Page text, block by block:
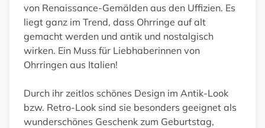
von Renaissance-Gemälden aus den Uffizien. Es
liegt ganz im Trend, dass Ohrringe auf alt
gemacht werden und antik und nostalgisch
wirken. Ein Muss für Liebhaberinnen von
Ohrringen aus Italien!
Durch ihr zeitlos schönes Design im Antik-Look
bzw. Retro-Look sind sie besonders geeignet als
wunderschönes Geschenk zum Geburtstag,